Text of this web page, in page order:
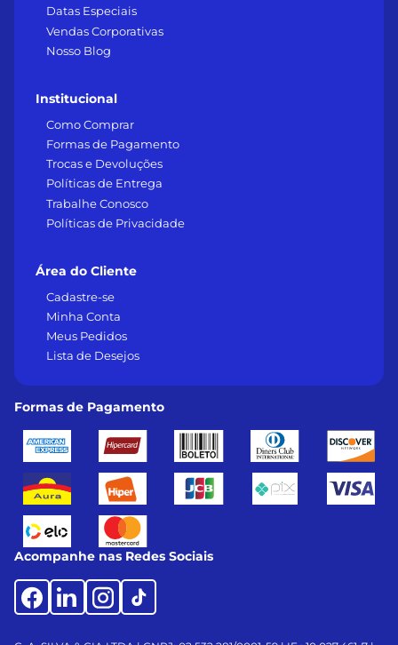
Datas Especiais
Vendas Corporativas
Nosso Blog
Institucional
Como Comprar
Formas de Pagamento
Trocas e Devoluções
Políticas de Entrega
Trabalhe Conosco
Políticas de Privacidade
Área do Cliente
Cadastre-se
Minha Conta
Meus Pedidos
Lista de Desejos
Formas de Pagamento
Acompanhe nas Redes Sociais